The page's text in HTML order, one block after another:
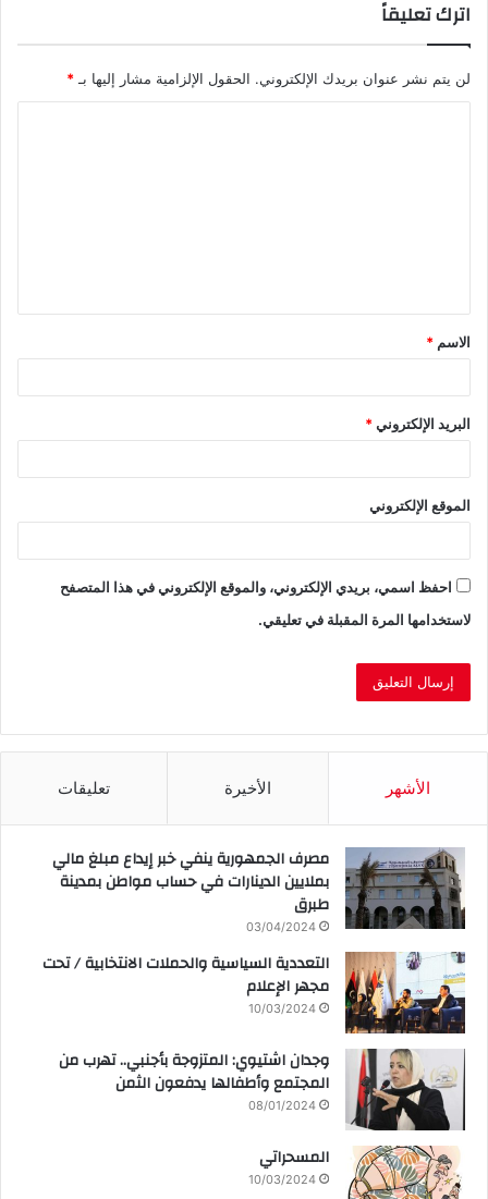
اترك تعليقاً
لن يتم نشر عنوان بريدك الإلكتروني. الحقول الإلزامية مشار إليها بـ*
ق
*
الاسم *
البريد الإلكتروني*
الموقع الإلكتروني
احفظ اسمي، بريدي الإلكتروني، والموقع الإلكتروني في هذا المتصفح
لاستخدامها المرة المقبلة في تعليقي.
الأشهر الأخيرة تعليقات
مصرف الجمهورية ينفي خبر إيداع مبلغ مالي
بملايين الدينارات في حساب مواطن بمدينة
طبرق
03/04/2024
التعددية السياسية والحملات الانتخابية / تحت
مجهر الإعلام
10/03/2024
وجدان اشتيوي: المتزوجة بأجنبي.. تهرب من
المجتمع وأطفالها يدفعون الثمن
08/01/2024
المسحراتي
10/03/2024